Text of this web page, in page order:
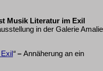
Musik Literatur im Exil
in der Galerie
“ – Annäherung an ein